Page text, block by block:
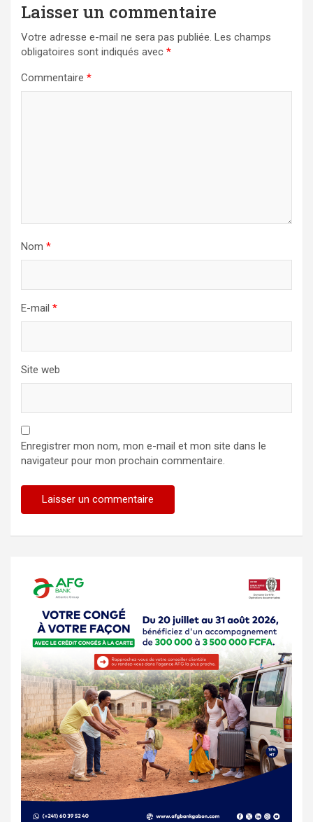
Laisser un commentaire
Votre adresse e-mail ne sera pas publiée. Les champs
obligatoires sont indiqués avec *
Commentaire *
Nom *
E-mail *
Site web
Enregistrer mon nom, mon e-mail et mon site dans le
navigateur pour mon prochain commentaire.